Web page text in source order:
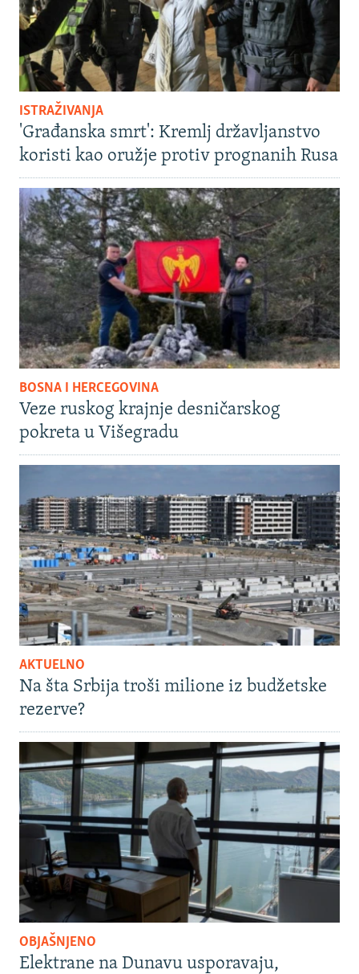
ISTRAŽIVANJA
'Građanska smrt': Kremlj državljanstvo
koristi kao oružje protiv prognanih Rusa
BOSNA I HERCEGOVINA
Veze ruskog krajnje desničarskog
pokreta u Višegradu
AKTUELNO
Na šta Srbija troši milione iz budžetske
rezerve?
OBJAŠNJENO
Elektrane na Dunavu usporavaju,